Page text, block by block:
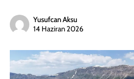
Yusufcan Aksu
14 Haziran 2026